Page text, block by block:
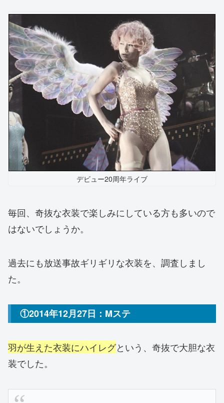
デビュー20周年ライブ
毎回、奇抜な衣装で楽しみにしている方も多いので
はないでしょうか。
過去にも放送事故ギリギリな衣装を、調査しまし
た。
①2014年12月27日：Mステ
羽が生えた衣装にハイレグという、奇抜で大胆な衣
装でした。